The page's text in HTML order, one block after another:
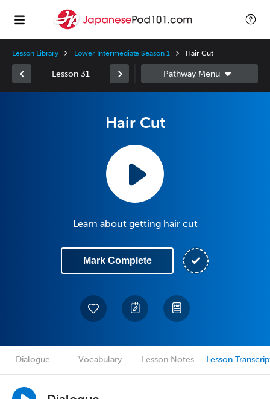
Lesson Library Lower Intermediate Season 1 Hair Cut
Lesson 31
Hair Cut
Learn about getting hair cut
Mark Complete
Dialogue Vocabulary Lesson Notes Lesson